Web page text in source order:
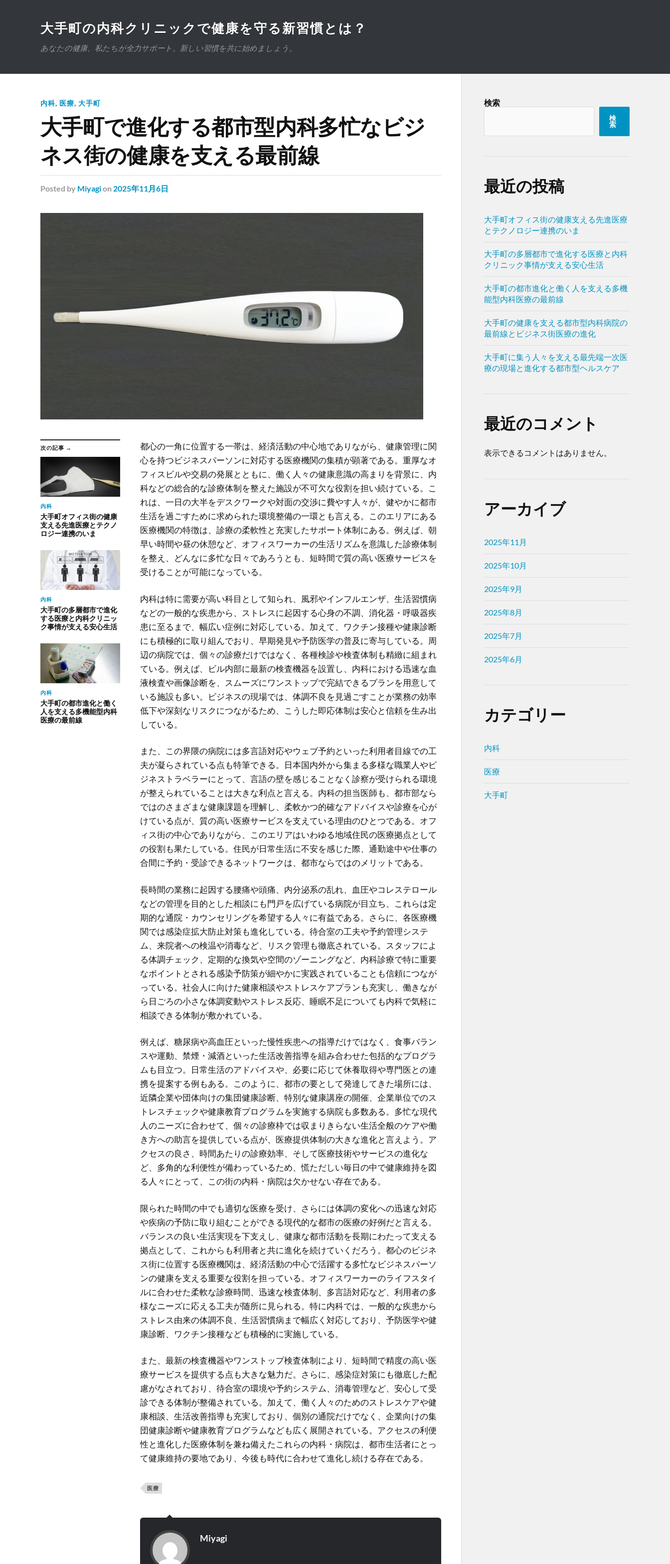
大手町の内科クリニックで健康を守る新習慣とは？
あなたの健康、私たちが全力サポート。新しい習慣を共に始めましょう。
内科, 医療, 大手町
大手町で進化する都市型内科多忙なビジ
ネス街の健康を支える最前線
Posted by Miyagion 2025年11月6日
次の記事 →
内科
大手町オフィス街の健康
支える先進医療とテクノ
ロジー連携のいま
内科
大手町の多層都市で進化
する医療と内科クリニッ
ク事情が支える安心生活
内科
大手町の都市進化と働く
人を支える多機能型内科
医療の最前線
都心の一角に位置する一帯は、経済活動の中心地でありながら、健康管理に関
心を持つビジネスパーソンに対応する医療機関の集積が顕著である。 重厚なオ
フィスビルや交易の発展とともに、働く人々の健康意識の高まりを背景に、内
科などの総合的な診療体制を整えた施設が不可欠な役割を担い続けている。こ
れは、一日の大半をデスクワークや対面の交渉に費やす人々が、健やかに都市
生活を過ごすために求められた環境整備の一環とも言える。このエリアにある
医療機関の特徴は、診療の柔軟性と充実したサポート体制にある。例えば、朝
早い時間や昼の休憩など、オフィスワーカーの生活リズムを意識した診療体制
を整え、どんなに多忙な日々であろうとも、短時間で質の高い医療サービスを
受けることが可能になっている。
内科は特に需要が高い科目として知られ、風邪やインフルエンザ、生活習慣病
などの一般的な疾患から、ストレスに起因する心身の不調、消化器・呼吸器疾
患に至るまで、幅広い症例に対応している。加えて、ワクチン接種や健康診断
にも積極的に取り組んでおり、早期発見や予防医学の普及に寄与している。周
辺の病院では、個々の診療だけではなく、各種検診や検査体制も精緻に組まれ
ている。例えば、ビル内部に最新の検査機器を設置し、内科における迅速な血
液検査や画像診断を、スムーズにワンストップで完結できるプランを用意して
いる施設も多い。ビジネスの現場では、体調不良を見過ごすことが業務の効率
低下や深刻なリスクにつながるため、こうした即応体制は安心と信頼を生み出
している。
また、この界隈の病院には多言語対応やウェブ予約といった利用者目線での工
夫が凝らされている点も特筆できる。日本国内外から集まる多様な職業人やビ
ジネストラベラーにとって、言語の壁を感じることなく診察が受けられる環境
が整えられていることは大きな利点と言える。内科の担当医師も、都市部なら
ではのさまざまな健康課題を理解し、柔軟かつ的確なアドバイスや診療を心が
けている点が、質の高い医療サービスを支えている理由のひとつである。オフ
ィス街の中心でありながら、このエリアはいわゆる地域住民の医療拠点として
の役割も果たしている。住民が日常生活に不安を感じた際、通勤途中や仕事の
合間に予約・受診できるネットワークは、都市ならではのメリットである。
長時間の業務に起因する腰痛や頭痛、内分泌系の乱れ、血圧やコレステロール
などの管理を目的とした相談にも門戸を広げている病院が目立ち、これらは定
期的な通院・カウンセリングを希望する人々に有益である。さらに、各医療機
関では感染症拡大防止対策も進化している。待合室の工夫や予約管理システ
ム、来院者への検温や消毒など、リスク管理も徹底されている。スタッフによ
る体調チェック、定期的な換気や空間のゾーニングなど、内科診療で特に重要
なポイントとされる感染予防策が細やかに実践されていることも信頼につなが
っている。社会人に向けた健康相談やストレスケアプランも充実し、働きなが
ら日ごろの小さな体調変動やストレス反応、睡眠不足についても内科で気軽に
相談できる体制が敷かれている。
例えば、糖尿病や高血圧といった慢性疾患への指導だけではなく、食事バラン
スや運動、禁煙・減酒といった生活改善指導を組み合わせた包括的なプログラ
ムも目立つ。日常生活のアドバイスや、必要に応じて休養取得や専門医との連
携を提案する例もある。このように、都市の要として発達してきた場所には、
近隣企業や団体向けの集団健康診断、特別な健康講座の開催、企業単位でのス
トレスチェックや健康教育プログラムを実施する病院も多数ある。多忙な現代
人のニーズに合わせて、個々の診療枠では収まりきらない生活全般のケアや働
き方への助言を提供している点が、医療提供体制の大きな進化と言えよう。ア
クセスの良さ、時間あたりの診療効率、そして医療技術やサービスの進化な
ど、多角的な利便性が備わっているため、慌ただしい毎日の中で健康維持を図
る人々にとって、この街の内科・病院は欠かせない存在である。
限られた時間の中でも適切な医療を受け、さらには体調の変化への迅速な対応
や疾病の予防に取り組むことができる現代的な都市の医療の好例だと言える。
バランスの良い生活実現を下支えし、健康な都市活動を長期にわたって支える
拠点として、これからも利用者と共に進化を続けていくだろう。都心のビジネ
ス街に位置する医療機関は、経済活動の中心で活躍する多忙なビジネスパーソ
ンの健康を支える重要な役割を担っている。オフィスワーカーのライフスタイ
ルに合わせた柔軟な診療時間、迅速な検査体制、多言語対応など、利用者の多
様なニーズに応える工夫が随所に見られる。特に内科では、一般的な疾患から
ストレス由来の体調不良、生活習慣病まで幅広く対応しており、予防医学や健
康診断、ワクチン接種なども積極的に実施している。
また、最新の検査機器やワンストップ検査体制により、短時間で精度の高い医
療サービスを提供する点も大きな魅力だ。さらに、感染症対策にも徹底した配
慮がなされており、待合室の環境や予約システム、消毒管理など、安心して受
診できる体制が整備されている。加えて、働く人々のためのストレスケアや健
康相談、生活改善指導も充実しており、個別の通院だけでなく、企業向けの集
団健康診断や健康教育プログラムなども広く展開されている。アクセスの利便
性と進化した医療体制を兼ね備えたこれらの内科・病院は、都市生活者にとっ
て健康維持の要地であり、今後も時代に合わせて進化し続ける存在である。
医療
Miyagi
検索
検
索
最近の投稿
大手町オフィス街の健康支える先進医療
とテクノロジー連携のいま
大手町の多層都市で進化する医療と内科
クリニック事情が支える安心生活
大手町の都市進化と働く人を支える多機
能型内科医療の最前線
大手町の健康を支える都市型内科病院の
最前線とビジネス街医療の進化
大手町に集う人々を支える最先端一次医
療の現場と進化する都市型ヘルスケア
最近のコメント
表示できるコメントはありません。
アーカイブ
2025年11月
2025年10月
2025年9月
2025年8月
2025年7月
2025年6月
カテゴリー
内科
医療
大手町